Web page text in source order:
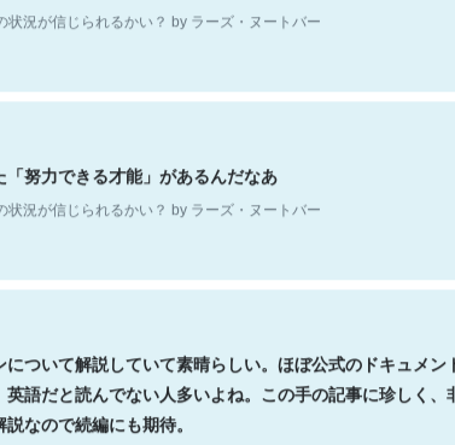
「努力できる才能」があるんだなあ
状況が信じられるかい？ by ラーズ・ヌートバー
について解説していて素晴らしい。ほぼ公式のドキュメン
英語だと読んでない人多いよね。この手の記事に珍しく、
説なので続編にも期待。
組みと限界についての考察（１） - conceptualization